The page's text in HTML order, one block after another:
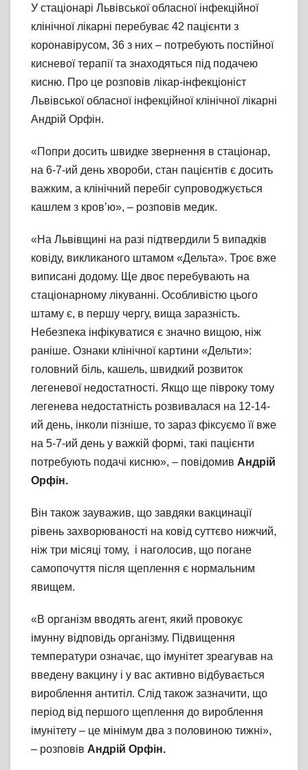
У стаціонарі Львівської обласної інфекційної
клінічної лікарні перебуває 42 пацієнти з
коронавірусом, 36 з них – потребують постійної
кисневої терапії та знаходяться під подачею
кисню. Про це розповів лікар-інфекціоніст
Львівської обласної інфекційної клінічної лікарні
Андрій Орфін.
«Попри досить швидке звернення в стаціонар,
на 6-7-ий день хвороби, стан пацієнтів є досить
важким, а клінічний перебіг супроводжується
кашлем з кров’ю», – розповів медик.
«На Львівщині на разі підтвердили 5 випадків
ковіду, викликаного штамом «Дельта». Троє вже
виписані додому. Ще двоє перебувають на
стаціонарному лікуванні. Особливістю цього
штаму є, в першу чергу, вища заразність.
Небезпека інфікуватися є значно вищою, ніж
раніше. Ознаки клінічної картини «Дельти»:
головний біль, кашель, швидкий розвиток
легеневої недостатності. Якщо ще півроку тому
легенева недостатність розвивалася на 12-14-
ий день, інколи пізніше, то зараз фіксуємо її вже
на 5-7-ий день у важкій формі, такі пацієнти
потребують подачі кисню», – повідомив Андрій
Орфін.
Він також зауважив, що завдяки вакцинації
рівень захворюваності на ковід суттєво нижчий,
ніж три місяці тому, і наголосив, що погане
самопочуття після щеплення є нормальним
явищем.
«В організм вводять агент, який провокує
імунну відповідь організму. Підвищення
температури означає, що імунітет зреагував на
введену вакцину і у вас активно відбувається
вироблення антитіл. Слід також зазначити, що
період від першого щеплення до вироблення
імунітету – це мінімум два з половиною тижні»,
– розповів Андрій Орфін.